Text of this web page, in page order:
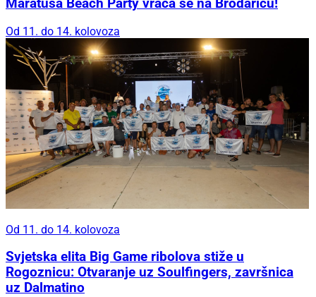
Maratuša Beach Party vraća se na Brodaricu!
Od 11. do 14. kolovoza
Od 11. do 14. kolovoza
Svjetska elita Big Game ribolova stiže u
Rogoznicu: Otvaranje uz Soulfingers, završnica
uz Dalmatino